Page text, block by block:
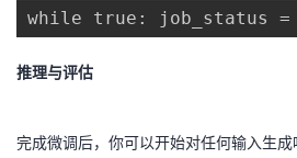
while true: job_status
推理与评估
完成微调后，你可以开始对任何输入生成